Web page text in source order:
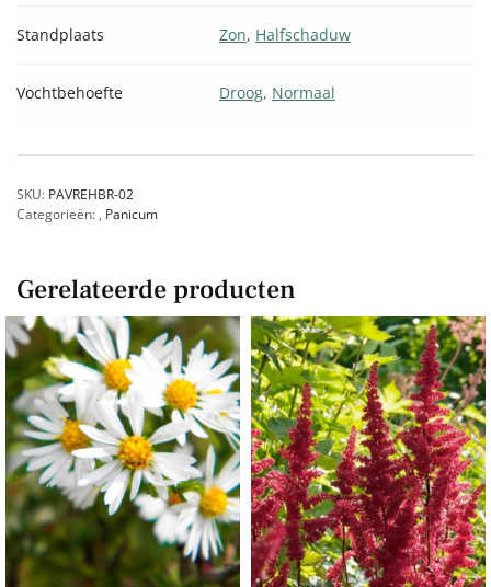
Standplaats Zon, Halfschaduw
Vochtbehoefte Droog, Normaal
SKU: PAVREHBR-02
Categorieën: , Panicum
Gerelateerde producten